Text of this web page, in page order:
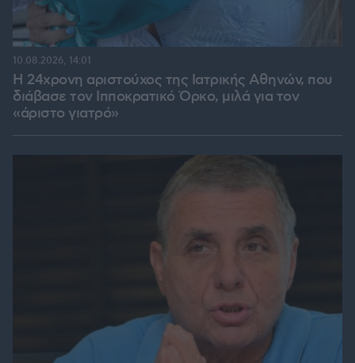
Η 24χρονη αριστούχος της Ιατρικής Αθηνών, που
διάβασε τον Ιπποκρατικό Όρκο, μιλά για τον
«άριστο γιατρό»
10.08.2026, 14:01